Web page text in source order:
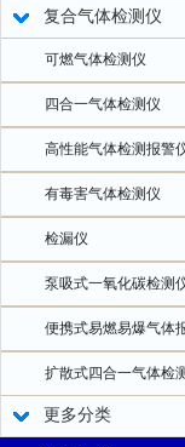
复合气体检测仪
可燃气体检测仪
四合一气体检测仪
高性能气体检测报警
有毒害气体检测仪
检漏仪
泵吸式一氧化碳检测
便携式易燃易爆气体
扩散式四合一气体检
更多分类